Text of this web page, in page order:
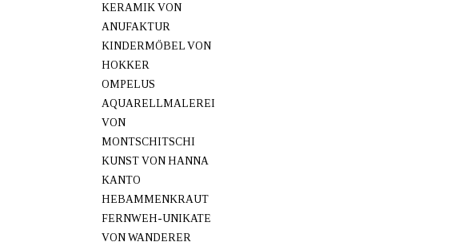
KERAMIK VON
ANUFAKTUR
KINDERMÖBEL VON
HOKKER
OMPELUS
AQUARELLMALEREI
VON
MONTSCHITSCHI
KUNST VON HANNA
KANTO
HEBAMMENKRAUT
FERNWEH-UNIKATE
VON WANDERER